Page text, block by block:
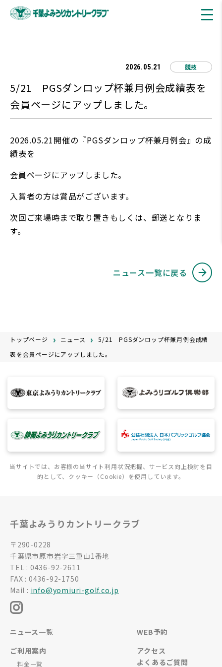
5/21 PGSダンロップ杯兼月例会成績表を
会員ページにアップしました。
2026.05.21 競技
2026.05.21開催の『PGSダンロップ杯兼月例会』の成
績表を
会員ページにアップしました。
入賞者の方は賞品がございます。
次回ご来場時まで取り置きもしくは、郵送となりま
す。
ニュース一覧に戻る
トップページ ニュース
5/21 PGSダンロップ杯兼月例会成績
表を会員ページにアップしました。
当サイトでは、お客様の当サイト利用状況把握、サービス向上検討を目
的として、クッキー（Cookie）を使用しています。
千葉よみうりカントリークラブ
〒290-0228
千葉県市原市岩字三重山1番地
TEL : 0436-92-2611
FAX : 0436-92-1750
Mail : info@yomiuri-golf.co.jp
ニュース一覧
ご利用案内
料金一覧
WEB予約
アクセス
よくあるご質問